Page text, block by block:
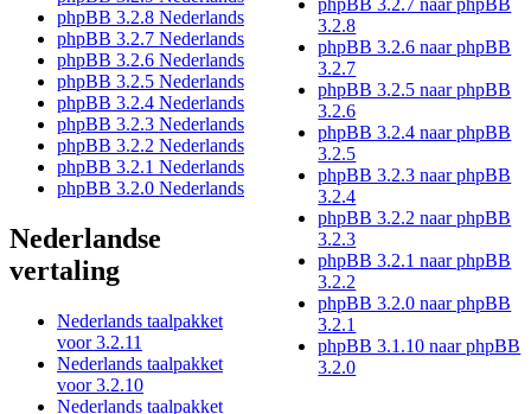
phpBB 3.2.8 Nederlands
phpBB 3.2.7 Nederlands
phpBB 3.2.6 Nederlands
phpBB 3.2.5 Nederlands
phpBB 3.2.4 Nederlands
phpBB 3.2.3 Nederlands
phpBB 3.2.2 Nederlands
phpBB 3.2.1 Nederlands
phpBB 3.2.0 Nederlands
Nederlandse
vertaling
Nederlands taalpakket
voor 3.2.11
Nederlands taalpakket
voor 3.2.10
Nederlands taalpakket
phpBB 3.2.7 naar phpBB
3.2.8
phpBB 3.2.6 naar phpBB
3.2.7
phpBB 3.2.5 naar phpBB
3.2.6
phpBB 3.2.4 naar phpBB
3.2.5
phpBB 3.2.3 naar phpBB
3.2.4
phpBB 3.2.2 naar phpBB
3.2.3
phpBB 3.2.1 naar phpBB
3.2.2
phpBB 3.2.0 naar phpBB
3.2.1
phpBB 3.1.10 naar phpBB
3.2.0